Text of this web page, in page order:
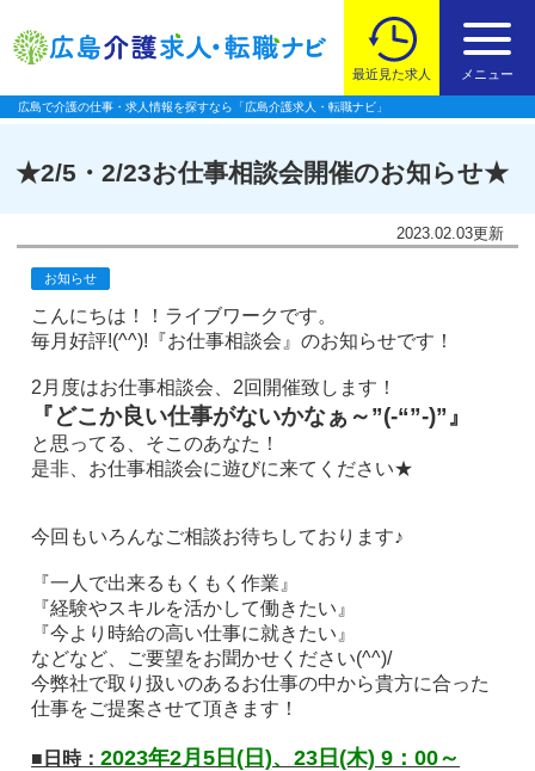
広島で介護の仕事・求人情報を探すなら「広島介護求人・転職ナビ」
最近見た求人 メニュー
★2/5・2/23お仕事相談会開催のお知らせ★
2023.02.03更新
お知らせ
こんにちは！！ライブワークです。
毎月好評!(^^)!『お仕事相談会』のお知らせです！
2月度はお仕事相談会、2回開催致します！
『どこか良い仕事がないかなぁ～”(-“”-)”』
と思ってる、そこのあなた！
是非、お仕事相談会に遊びに来てください★
今回もいろんなご相談お待ちしております♪
『一人で出来るもくもく作業』
『経験やスキルを活かして働きたい』
『今より時給の高い仕事に就きたい』
などなど、ご要望をお聞かせください(^^)/
今弊社で取り扱いのあるお仕事の中から貴方に合った
仕事をご提案させて頂きます！
■日時：2023年2月5日(日)、23日(木) 9：00～